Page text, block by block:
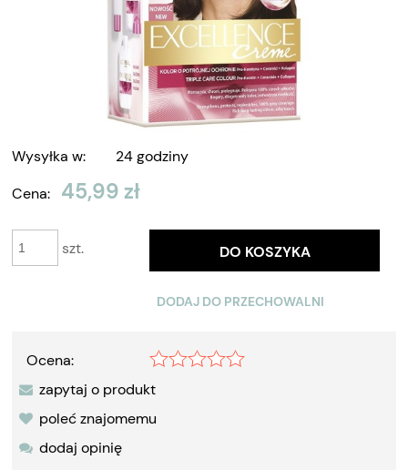
Wysyłka w:
24 godziny
Cena:
45,99 zł
szt. DO KOSZYKA
DODAJ DO PRZECHOWALNI
Ocena:
zapytaj o produkt
poleć znajomemu
dodaj opinię